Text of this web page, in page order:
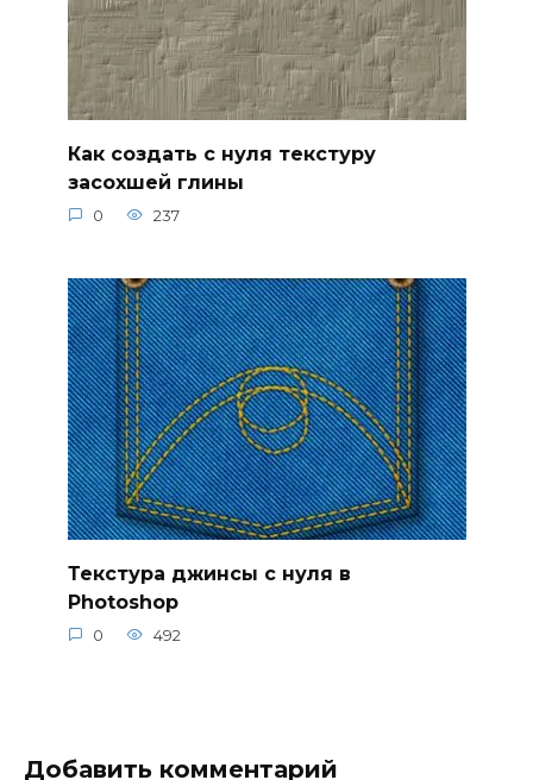
Как создать с нуля текстуру
засохшей глины
0 237
Текстура джинсы с нуля в
Photoshop
0 492
Добавить комментарий